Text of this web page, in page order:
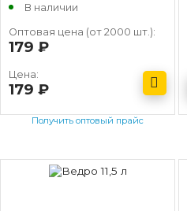
В наличии
Оптовая цена (от 2000 шт.):
179
Цена:
179
Получить оптовый прайс